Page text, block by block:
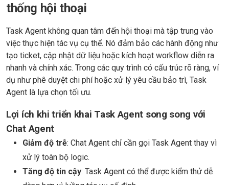
thống hội thoại
Task Agent không quan tâm đến hội thoại mà tập trung vào
việc thực hiện tác vụ cụ thể. Nó đảm bảo các hành động như
tạo ticket, cập nhật dữ liệu hoặc kích hoạt workflow diễn ra
nhanh và chính xác. Trong các quy trình có cấu trúc rõ ràng, ví
dụ như phê duyệt chi phí hoặc xử lý yêu cầu bảo trì, Task
Agent là lựa chọn tối ưu.
Lợi ích khi triển khai Task Agent song song với
Chat Agent
Giảm độ trễ: Chat Agent chỉ cần gọi Task Agent thay vì
xử lý toàn bộ logic.
Tăng độ tin cậy: Task Agent có thể được kiểm thử dễ